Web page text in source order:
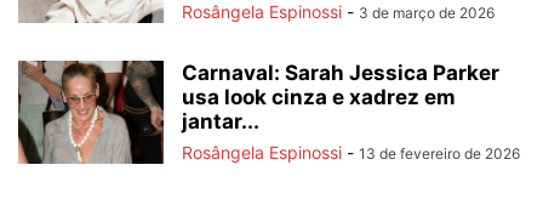
Rosângela Espinossi - 3 de março de 2026
Carnaval: Sarah Jessica Parker
usa look cinza e xadrez em
jantar...
Rosângela Espinossi - 13 de fevereiro de 2026